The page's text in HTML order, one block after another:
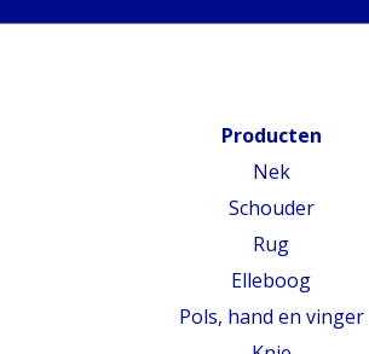
Producten
Nek
Schouder
Rug
Elleboog
Pols, hand en vinger